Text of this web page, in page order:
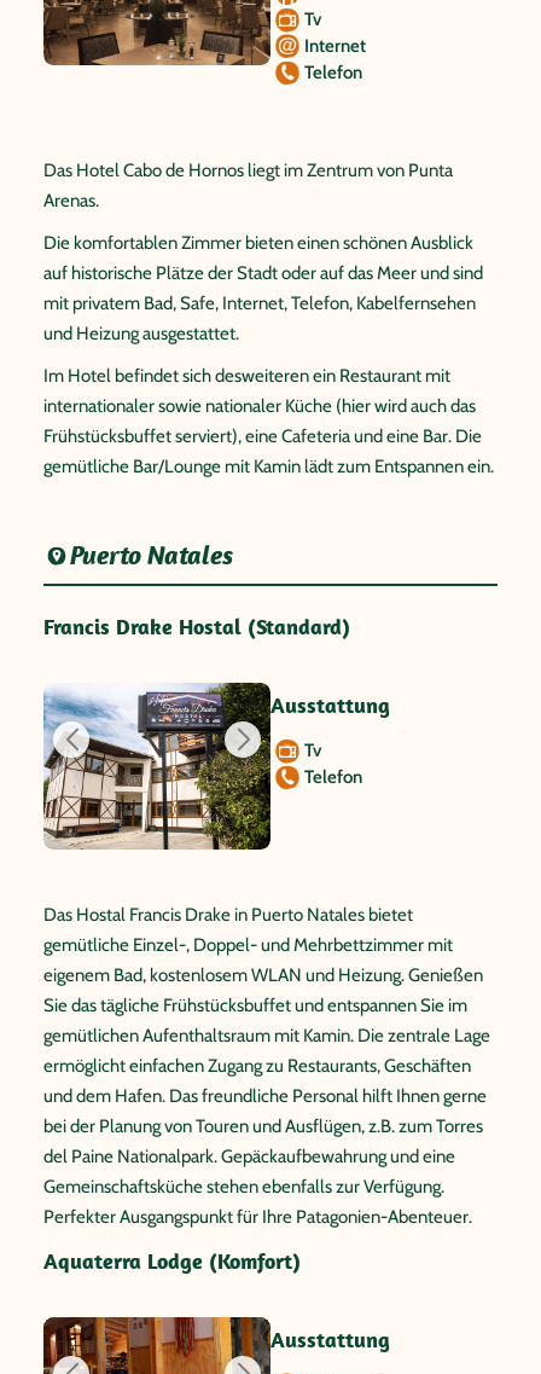
Tv
Internet
Telefon
Das Hotel Cabo de Hornos liegt im Zentrum von Punta
Arenas.
Die komfortablen Zimmer bieten einen schönen Ausblick
auf historische Plätze der Stadt oder auf das Meer und sind
mit privatem Bad, Safe, Internet, Telefon, Kabelfernsehen
und Heizung ausgestattet.
Im Hotel befindet sich desweiteren ein Restaurant mit
internationaler sowie nationaler Küche (hier wird auch das
Frühstücksbuffet serviert), eine Cafeteria und eine Bar. Die
gemütliche Bar/Lounge mit Kamin lädt zum Entspannen ein.
Puerto Natales
Francis Drake Hostal (Standard)
Ausstattung
Tv
Telefon
Das Hostal Francis Drake in Puerto Natales bietet
gemütliche Einzel-, Doppel- und Mehrbettzimmer mit
eigenem Bad, kostenlosem WLAN und Heizung. Genießen
Sie das tägliche Frühstücksbuffet und entspannen Sie im
gemütlichen Aufenthaltsraum mit Kamin. Die zentrale Lage
ermöglicht einfachen Zugang zu Restaurants, Geschäften
und dem Hafen. Das freundliche Personal hilft Ihnen gerne
bei der Planung von Touren und Ausflügen, z.B. zum Torres
del Paine Nationalpark. Gepäckaufbewahrung und eine
Gemeinschaftsküche stehen ebenfalls zur Verfügung.
Perfekter Ausgangspunkt für Ihre Patagonien-Abenteuer.
Aquaterra Lodge (Komfort)
Ausstattung